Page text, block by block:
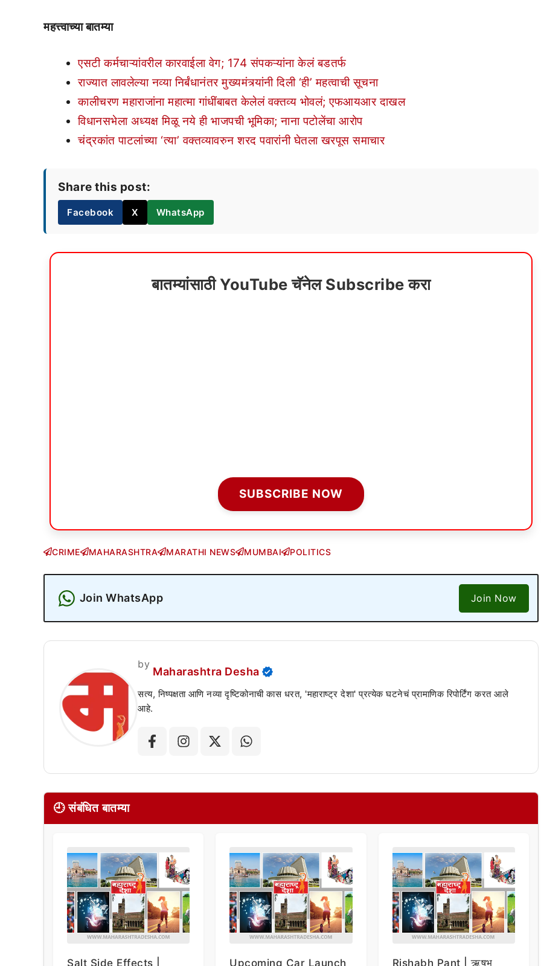
महत्त्वाच्या बातम्या
एसटी कर्मचाऱ्यांवरील कारवाईला वेग; 174 संपकऱ्यांना केलं बडतर्फ
राज्यात लावलेल्या नव्या निर्बंधानंतर मुख्यमंत्र्यांनी दिली ‘ही’ महत्वाची सूचना
कालीचरण महाराजांना महात्मा गांधींबाबत केलेलं वक्तव्य भोवलं; एफआयआर दाखल
विधानसभेला अध्यक्ष मिळू नये ही भाजपची भूमिका; नाना पटोलेंचा आरोप
चंद्रकांत पाटलांच्या ‘त्या’ वक्तव्यावरुन शरद पवारांनी घेतला खरपूस समाचार
Share this post:
Facebook X WhatsApp
बातम्यांसाठी YouTube चॅनेल Subscribe करा
SUBSCRIBE NOW
CRIME MAHARASHTRA MARATHI NEWS MUMBAI POLITICS
Join WhatsApp Join Now
by
Maharashtra Desha
सत्य, निष्पक्षता आणि नव्या दृष्टिकोनाची कास धरत, 'महाराष्ट्र देशा' प्रत्येक घटनेचं प्रामाणिक रिपोर्टिंग करत आले
आहे.
🕘 संबंधित बातम्या
Salt Side Effects | Upcoming Car Launch Rishabh Pant | ऋषभ